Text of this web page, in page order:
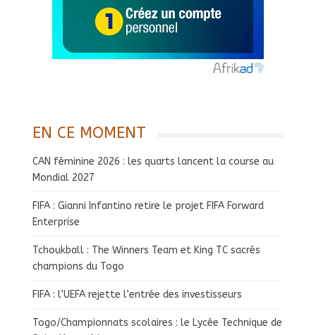
EN CE MOMENT
CAN féminine 2026 : les quarts lancent la course au
Mondial 2027
FIFA : Gianni Infantino retire le projet FIFA Forward
Enterprise
Tchoukball : The Winners Team et King TC sacrés
champions du Togo
FIFA : l’UEFA rejette l’entrée des investisseurs
Togo/Championnats scolaires : le Lycée Technique de